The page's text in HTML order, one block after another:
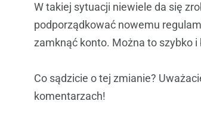
W takiej sytuacji niewiele da się
podporządkować nowemu
zamknąć konto. Można to szybko
Co sądzicie o tej zmianie?
komentarzach!